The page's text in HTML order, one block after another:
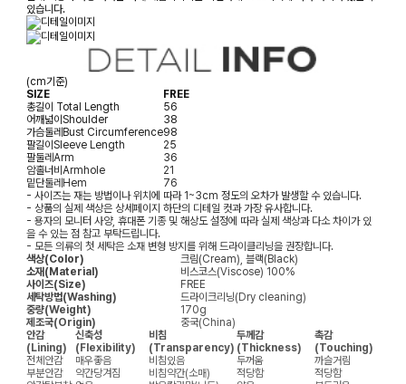
있습니다.
(cm기준)
SIZE
FREE
총길이 Total Length
56
어깨넓이 Shoulder
38
가슴둘레 Bust Circumference98
팔길이 Sleeve Length
25
팔둘레 Arm
36
암홀너비 Armhole
21
밑단둘레 Hem
76
- 사이즈는 재는 방법이나 위치에 따라 1~3cm 정도의 오차가 발생할 수 있습니다.
- 상품의 실제 색상은 상세페이지 하단의 디테일 컷과 가장 유사합니다.
- 용자의 모니터 사양, 휴대폰 기종 및 해상도 설정에 따라 실제 색상과 다소 차이가 있
을 수 있는 점 참고 부탁드립니다.
- 모든 의류의 첫 세탁은 소재 변형 방지를 위해 드라이클리닝을 권장합니다.
색상(Color)
크림(Cream), 블랙(Black)
소재(Material)
비스코스(Viscose) 100%
사이즈(Size)
FREE
세탁방법(Washing)
드라이크리닝(Dry cleaning)
중량(Weight)
170g
제조국(Origin)
중국(China)
안감
(Lining)
신축성
(Flexibility)
비침
(Transparency)
두께감
(Thickness)
촉감
(Touching)
전체안감
매우좋음 비침있음 두꺼움
까슬거림
부분안감
약간당겨짐 비침약간(소매) 적당함
적당함